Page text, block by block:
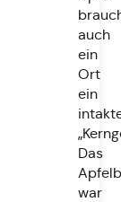
auch
ein
Ort
ein
Das
war